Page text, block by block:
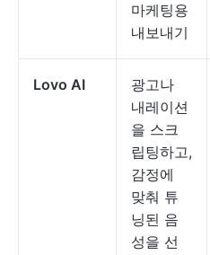
마케팅용
내보내기
Lovo AI
광고나
내레이션
을 스크
립팅하고,
감정에
맞춰 튜
닝된 음
성을 선